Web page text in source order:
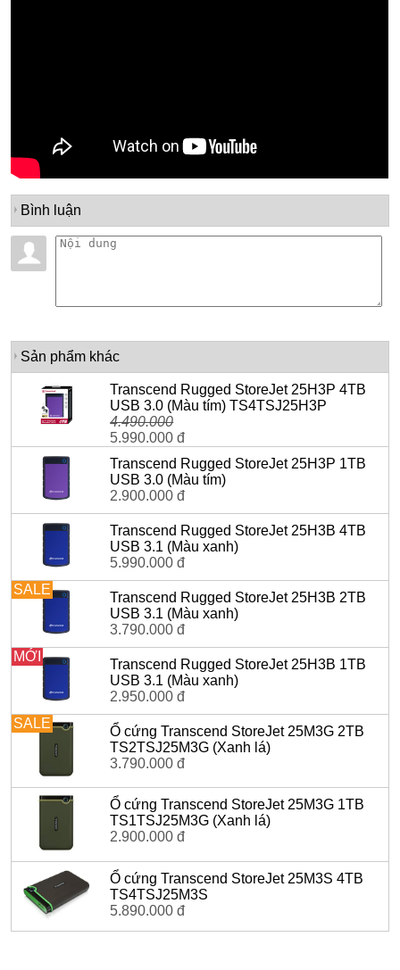
Bình luận
Sản phẩm khác
Transcend Rugged StoreJet 25H3P 4TB
USB 3.0 (Màu tím) TS4TSJ25H3P
4.490.000
5.990.000 đ
Transcend Rugged StoreJet 25H3P 1TB
USB 3.0 (Màu tím)
2.900.000 đ
Transcend Rugged StoreJet 25H3B 4TB
USB 3.1 (Màu xanh)
5.990.000 đ
SALE
Transcend Rugged StoreJet 25H3B 2TB
USB 3.1 (Màu xanh)
3.790.000 đ
MỚI
Transcend Rugged StoreJet 25H3B 1TB
USB 3.1 (Màu xanh)
2.950.000 đ
SALE
Ổ cứng Transcend StoreJet 25M3G 2TB
TS2TSJ25M3G (Xanh lá)
3.790.000 đ
Ổ cứng Transcend StoreJet 25M3G 1TB
TS1TSJ25M3G (Xanh lá)
2.900.000 đ
Ổ cứng Transcend StoreJet 25M3S 4TB
TS4TSJ25M3S
5.890.000 đ